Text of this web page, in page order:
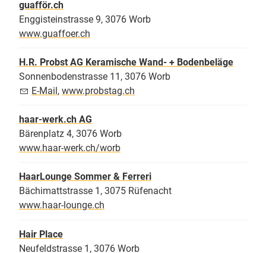
guafför.ch
Enggisteinstrasse 9, 3076 Worb
www.guaffoer.ch
H.R. Probst AG Keramische Wand- + Bodenbeläge
Sonnenbodenstrasse 11, 3076 Worb
E-Mail, www.probstag.ch
haar-werk.ch AG
Bärenplatz 4, 3076 Worb
www.haar-werk.ch/worb
HaarLounge Sommer & Ferreri
Bächimattstrasse 1, 3075 Rüfenacht
www.haar-lounge.ch
Hair Place
Neufeldstrasse 1, 3076 Worb